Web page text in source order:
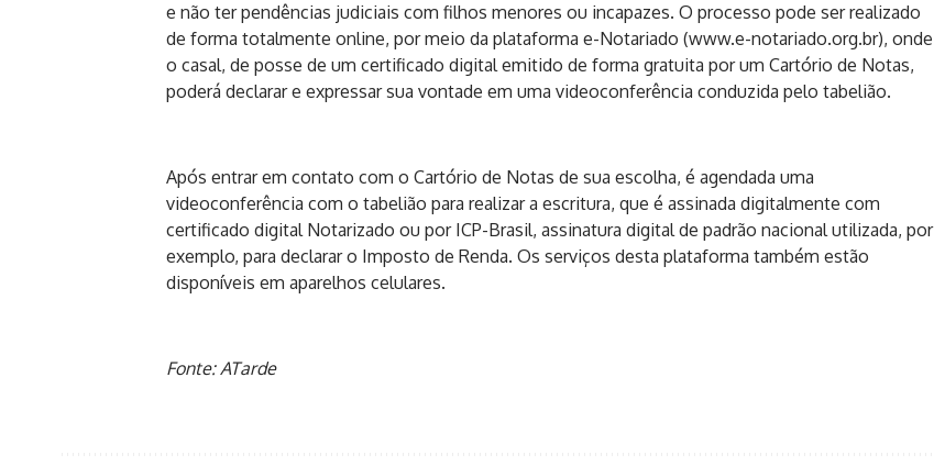
e não ter pendências judiciais com filhos menores ou incapazes. O processo pode ser realizado
de forma totalmente online, por meio da plataforma e-Notariado (www.e-notariado.org.br), onde
o casal, de posse de um certificado digital emitido de forma gratuita por um Cartório de Notas,
poderá declarar e expressar sua vontade em uma videoconferência conduzida pelo tabelião.
Após entrar em contato com o Cartório de Notas de sua escolha, é agendada uma
videoconferência com o tabelião para realizar a escritura, que é assinada digitalmente com
certificado digital Notarizado ou por ICP-Brasil, assinatura digital de padrão nacional utilizada, por
exemplo, para declarar o Imposto de Renda. Os serviços desta plataforma também estão
disponíveis em aparelhos celulares.
Fonte: ATarde